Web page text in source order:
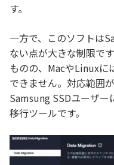
す。
一方で、このソフトは
ない点が大きな制限で
ものの、MacやLinuxに
できません。対応範囲
Samsung SSDユーザ
移行ツールです。